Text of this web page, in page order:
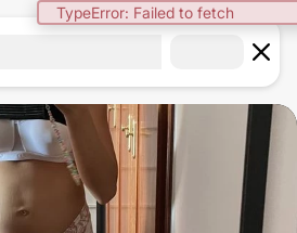
TypeError: Failed to fetch